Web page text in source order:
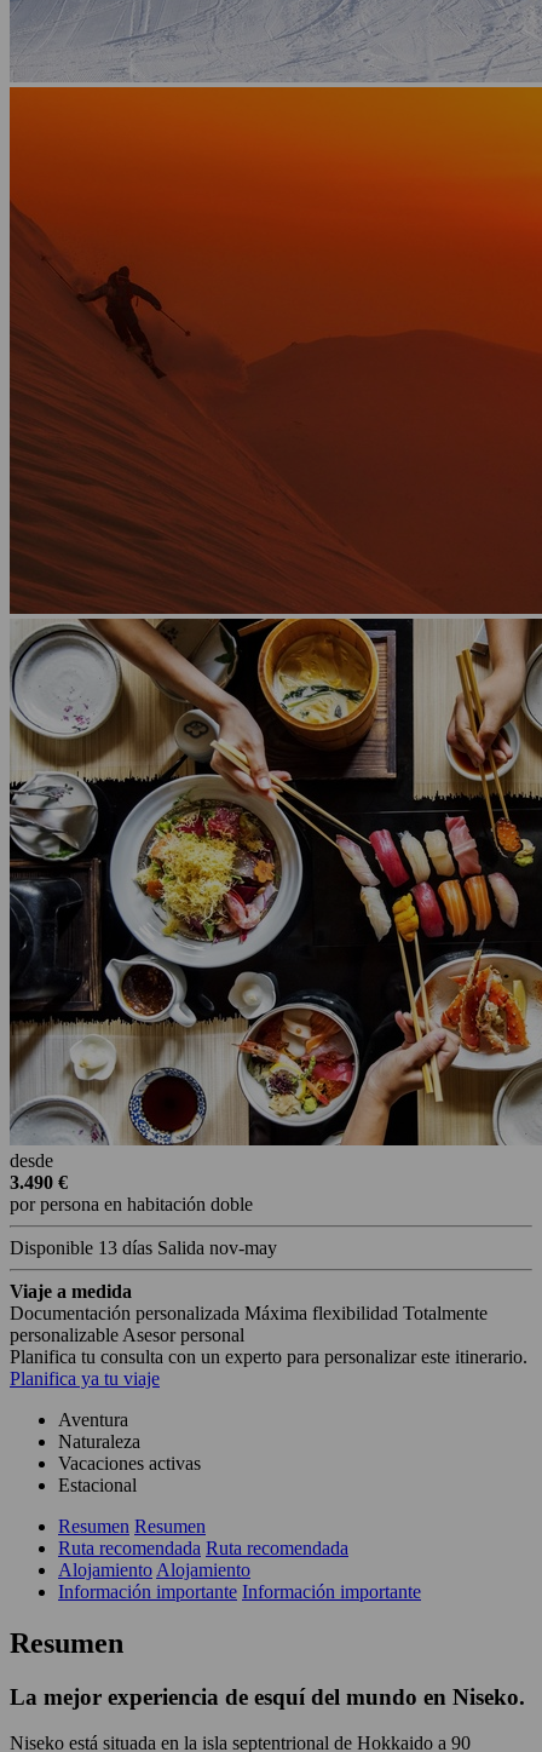
desde
3.490 €
por persona en habitación doble
Disponible 13 días Salida nov-may
Viaje a medida
Documentación personalizada Máxima flexibilidad Totalmente
personalizable Asesor personal
Planifica tu consulta con un experto para personalizar este itinerario.
Planifica ya tu viaje
Aventura
Naturaleza
Vacaciones activas
Estacional
Resumen Resumen
Ruta recomendada Ruta recomendada
Alojamiento Alojamiento
Información importante Información importante
Resumen
La mejor experiencia de esquí del mundo en Niseko.
Niseko está situada en la isla septentrional de Hokkaido a 90